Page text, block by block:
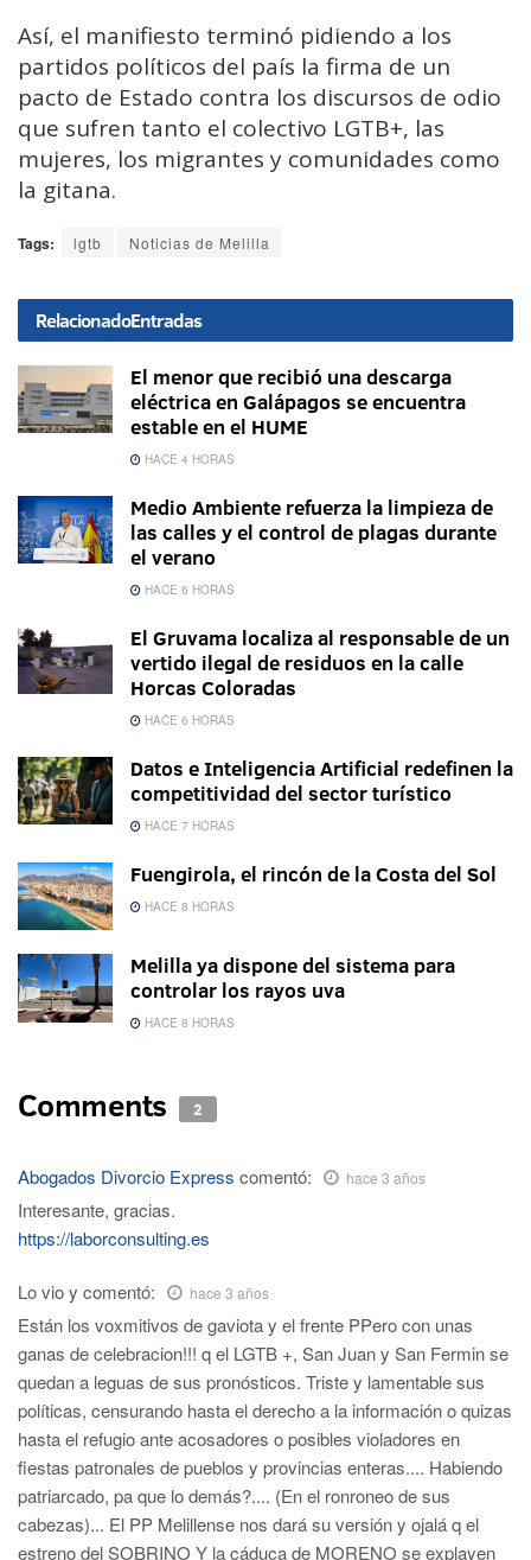
Así, el manifiesto terminó pidiendo a los
partidos políticos del país la firma de un
pacto de Estado contra los discursos de odio
que sufren tanto el colectivo LGTB+, las
mujeres, los migrantes y comunidades como
la gitana.
Tags: lgtb Noticias de Melilla
RelacionadoEntradas
El menor que recibió una descarga
eléctrica en Galápagos se encuentra
estable en el HUME
HACE 4 HORAS
Medio Ambiente refuerza la limpieza de
las calles y el control de plagas durante
el verano
HACE 6 HORAS
El Gruvama localiza al responsable de un
vertido ilegal de residuos en la calle
Horcas Coloradas
HACE 6 HORAS
Datos e Inteligencia Artificial redefinen la
competitividad del sector turístico
HACE 7 HORAS
Fuengirola, el rincón de la Costa del Sol
HACE 8 HORAS
Melilla ya dispone del sistema para
controlar los rayos uva
HACE 8 HORAS
Comments 2
Abogados Divorcio Express comentó: hace 3 años
Interesante, gracias.
https://laborconsulting.es
Lo vio y comentó: hace 3 años
Están los voxmitivos de gaviota y el frente PPero con unas
ganas de celebracion!!! q el LGTB +, San Juan y San Fermin se
quedan a leguas de sus pronósticos. Triste y lamentable sus
políticas, censurando hasta el derecho a la información o quizas
hasta el refugio ante acosadores o posibles violadores en
fiestas patronales de pueblos y provincias enteras.... Habiendo
patriarcado, pa que lo demás?.... (En el ronroneo de sus
cabezas)... El PP Melillense nos dará su versión y ojalá q el
estreno del SOBRINO Y la cáduca de MORENO se explayen